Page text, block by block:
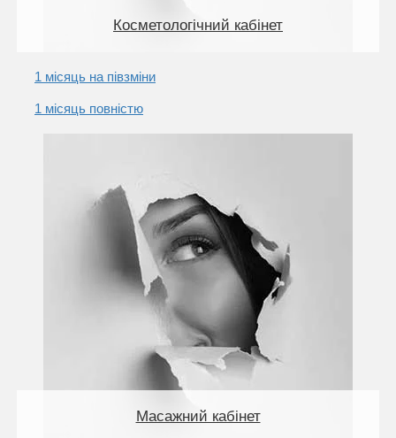
Косметологічний кабінет
1 місяць на півзміни
1 місяць повністю
Масажний кабінет